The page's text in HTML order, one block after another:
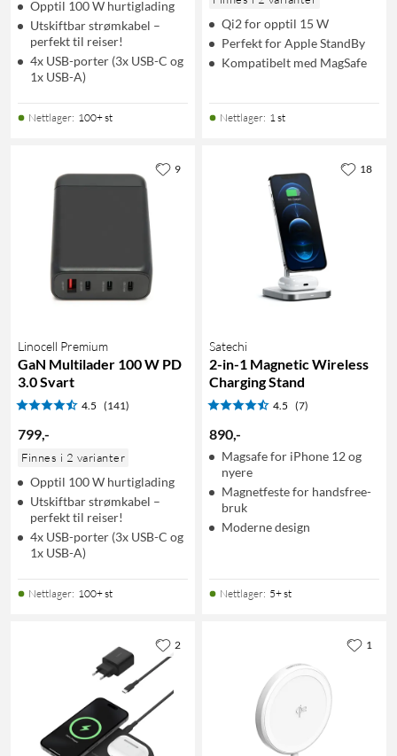
Opptil 100 W hurtiglading
Utskiftbar strømkabel –
perfekt til reiser!
4x USB-porter (3x USB-C og
1x USB-A)
Nettlager: 100+ st
Qi2 for opptil 15 W
Perfekt for Apple StandBy
Kompatibelt med MagSafe
Nettlager: 1 st
Linocell Premium
GaN Multilader 100 W PD
3.0 Svart
4.5 (141)
799,-
Finnes i 2 varianter
Opptil 100 W hurtiglading
Utskiftbar strømkabel –
perfekt til reiser!
4x USB-porter (3x USB-C og
1x USB-A)
Nettlager: 100+ st
9
Satechi
2-in-1 Magnetic Wireless
Charging Stand
4.5 (7)
890,-
Magsafe for iPhone 12 og
nyere
Magnetfeste for handsfree-
bruk
Moderne design
Nettlager: 5+ st
18
2 1